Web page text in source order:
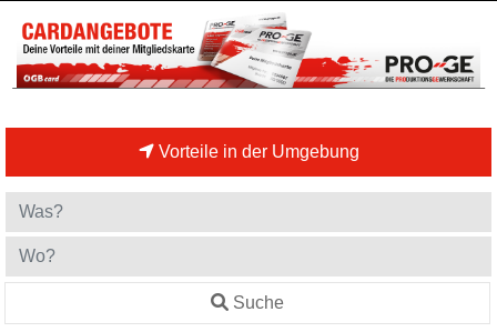
Vorteile in der Umgebung
Suche